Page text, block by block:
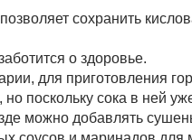
сохранить
о здоровье.
для приготовления
поскольку сока в ней
можно добавлять